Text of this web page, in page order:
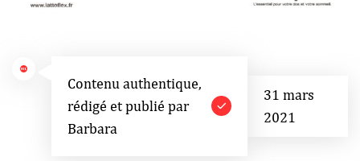
Contenu authentique,
rédigé et publié par
Barbara
31 mars
2021